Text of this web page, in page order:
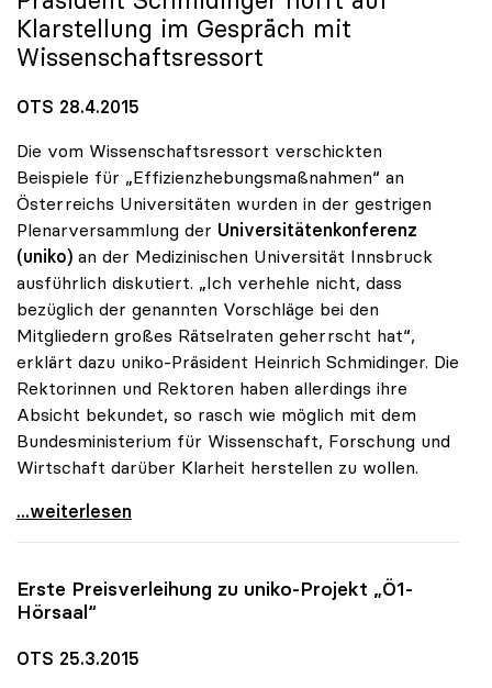
Klarstellung im Gespräch mit
Wissenschaftsressort
OTS 28.4.2015
Die vom Wissenschaftsressort verschickten
Beispiele für „Effizienzhebungsmaßnahmen“ an
Österreichs Universitäten wurden in der gestrigen
Plenarversammlung der Universitätenkonferenz
(uniko) an der Medizinischen Universität Innsbruck
ausführlich diskutiert. „Ich verhehle nicht, dass
bezüglich der genannten Vorschläge bei den
Mitgliedern großes Rätselraten geherrscht hat“,
erklärt dazu uniko-Präsident Heinrich Schmidinger. Die
Rektorinnen und Rektoren haben allerdings ihre
Absicht bekundet, so rasch wie möglich mit dem
Bundesministerium für Wissenschaft, Forschung und
Wirtschaft darüber Klarheit herstellen zu wollen.
uniko: Rätselraten über Vorschläge für
...weiterlesen
Erste Preisverleihung zu uniko-Projekt „Ö1-
Hörsaal“
OTS 25.3.2015